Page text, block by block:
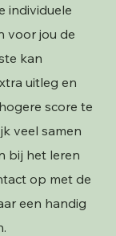
individuele
voor jou de
kan
uitleg en
score te
veel samen
bij het leren
op met de
een handig